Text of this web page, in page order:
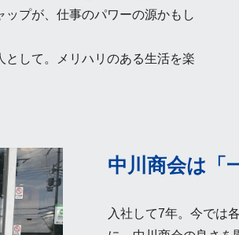
プが、仕事のパワーの源かもし
して。メリハリのある生活を楽
中川商会は「
入社して7年。今では